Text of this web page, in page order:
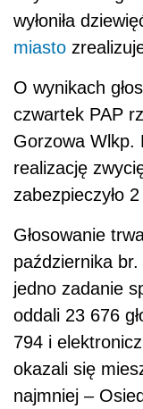
wyłoniła
miasto
O wynikach
czwartek PAP
Gorzowa Wlkp.
realizację
zabezpieczyło 2
Głosowanie
października
jedno zadanie
oddali 23 676
794 i
okazali się
najmniej –